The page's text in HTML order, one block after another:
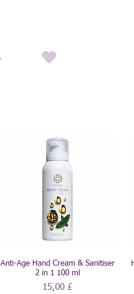
Anti-Age Hand Cream & Sanitiser
2 in 1 100 ml
Preis
15,00 £